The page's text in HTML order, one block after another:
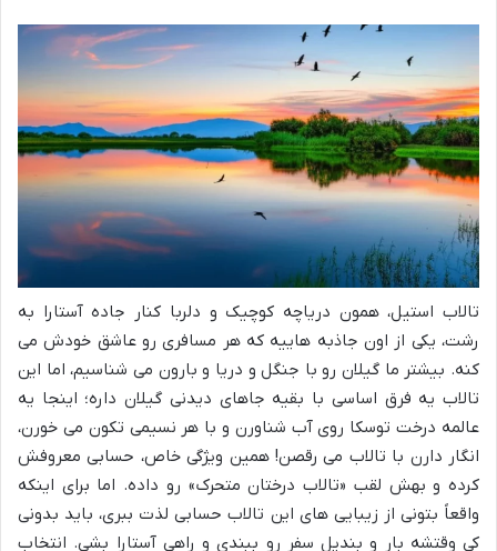
تالاب استیل، همون دریاچه کوچیک و دلربا کنار جاده آستارا به
رشت، یکی از اون جاذبه هاییه که هر مسافری رو عاشق خودش می
کنه. بیشتر ما گیلان رو با جنگل و دریا و بارون می شناسیم، اما این
تالاب یه فرق اساسی با بقیه جاهای دیدنی گیلان داره؛ اینجا یه
عالمه درخت توسکا روی آب شناورن و با هر نسیمی تکون می خورن،
انگار دارن با تالاب می رقصن! همین ویژگی خاص، حسابی معروفش
کرده و بهش لقب «تالاب درختان متحرک» رو داده. اما برای اینکه
واقعاً بتونی از زیبایی های این تالاب حسابی لذت ببری، باید بدونی
کی وقتشه بار و بندیل سفر رو ببندی و راهی آستارا بشی. انتخاب